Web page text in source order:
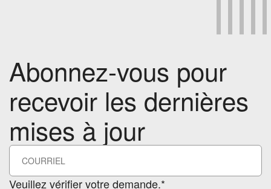
Abonnez-vous pour
recevoir les dernières
mises à jour
Veuillez vérifier votre demande.*